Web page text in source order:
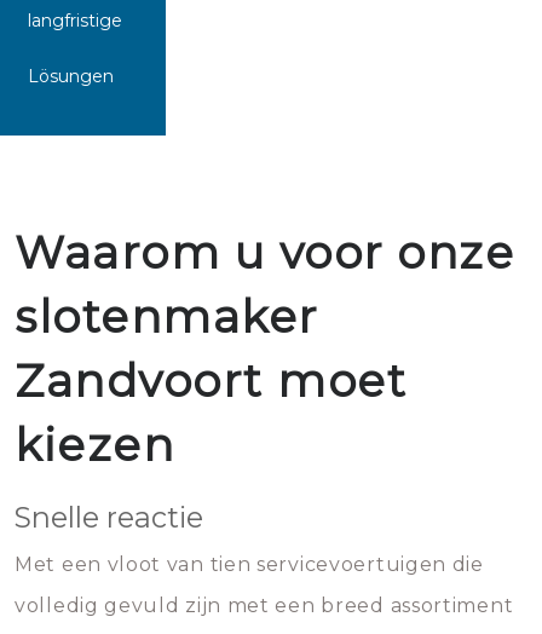
langfristige
Lösungen
Waarom u voor onze
slotenmaker
Zandvoort moet
kiezen
Snelle reactie
Met een vloot van tien servicevoertuigen die
volledig gevuld zijn met een breed assortiment